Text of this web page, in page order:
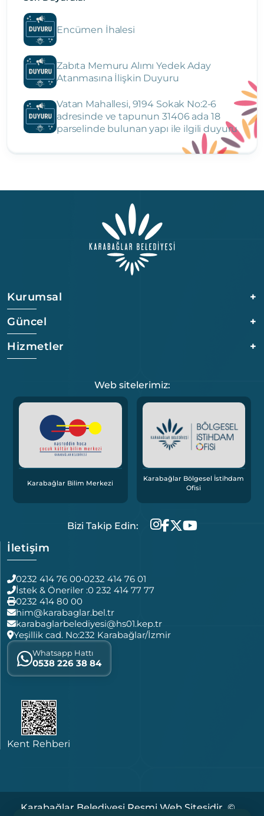
Encümen İhalesi
Zabıta Memuru Alımı Yedek Aday
Atanmasına İlişkin Duyuru
Vatan Mahallesi, 9194 Sokak No:2-6
adresinde ve tapunun 31406 ada 18
parselinde bulunan yapı ile ilgili duyuru
Kurumsal
+
Güncel
+
Hizmetler
+
Web sitelerimiz:
Karabağlar Bilim Merkezi
Karabağlar Bölgesel İstihdam
Ofisi
Bizi Takip Edin:
İletişim
0232 414 76 00•0232 414 76 01
İstek & Öneriler :0 232 414 77 77
0232 414 80 00
him@karabaglar.bel.tr
karabaglarbelediyesi@hs01.kep.tr
Yeşillik cad. No:232 Karabağlar/İzmir
Whatsapp Hattı
0538 226 38 84
Kent Rehberi
Karabağlar Belediyesi Resmi Web Sitesidir. ©